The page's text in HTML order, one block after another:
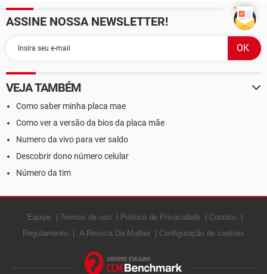
ASSINE NOSSA NEWSLETTER!
VEJA TAMBÉM
Como saber minha placa mae
Como ver a versão da bios da placa mãe
Numero da vivo para ver saldo
Descobrir dono número celular
Número da tim
Equipe Termos de uso Política de Privacidade
Contato
Regulamento
A Revista Da Mulher Configuração de cookies